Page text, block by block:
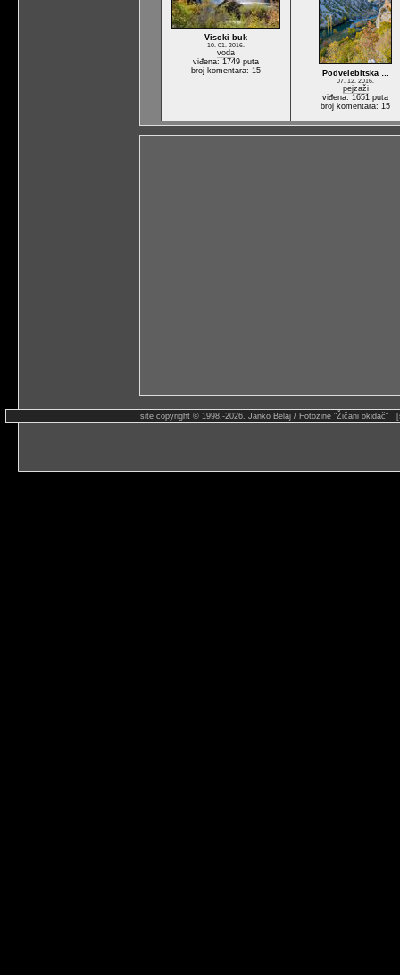
Visoki buk
10. 01. 2016.
voda
viđena: 1749 puta
broj komentara: 15
Podvelebitska …
07. 12. 2016.
pejzaži
viđena: 1651 puta
broj komentara: 15
site copyright © 1998.-2026. Janko Belaj / Fotozine "Žičani okidač"